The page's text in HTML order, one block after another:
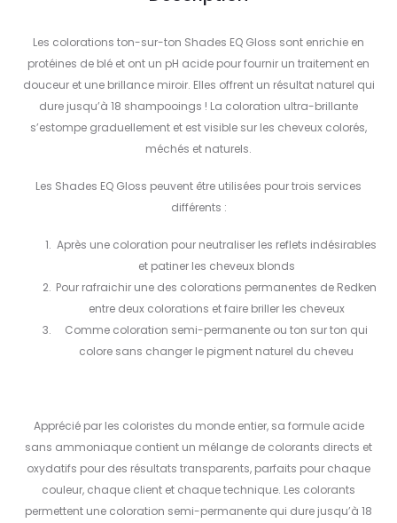
Les colorations ton-sur-ton Shades EQ Gloss sont enrichie en
protéines de blé et ont un pH acide pour fournir un traitement en
douceur et une brillance miroir. Elles offrent un résultat naturel qui
dure jusqu’à 18 shampooings ! La coloration ultra-brillante
s’estompe graduellement et est visible sur les cheveux colorés,
méchés et naturels.
Les Shades EQ Gloss peuvent être utilisées pour trois services
différents :
Après une coloration pour neutraliser les reflets indésirables
et patiner les cheveux blonds
Pour rafraichir une des colorations permanentes de Redken
entre deux colorations et faire briller les cheveux
Comme coloration semi-permanente ou ton sur ton qui
colore sans changer le pigment naturel du cheveu
Apprécié par les coloristes du monde entier, sa formule acide
sans ammoniaque contient un mélange de colorants directs et
oxydatifs pour des résultats transparents, parfaits pour chaque
couleur, chaque client et chaque technique. Les colorants
permettent une coloration semi-permanente qui dure jusqu’à 18